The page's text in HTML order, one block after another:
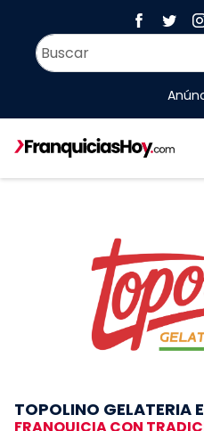
TOPOLINO GELATERIA
FRANQUICIA CON